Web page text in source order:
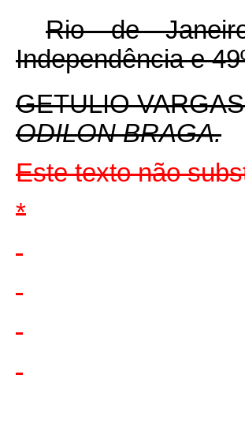
Rio de
Independência e
GETULIO
ODILON BRAGA.
Este texto não
*